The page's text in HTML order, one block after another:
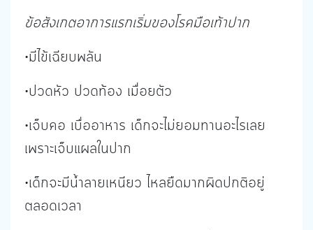
ข้อสังเกตอาการแรกเริ่มของโรคมือเท้าปาก
•มีไข้เฉียบพลัน
•ปวดหัว ปวดท้อง เมื่อยตัว
•เจ็บคอ เบื่ออาหาร เด็กจะไม่ยอมทานอะไรเลย
เพราะเจ็บแผลในปาก
•เด็กจะมีน้ำลายเหนียว ไหลยืดมากผิดปกติอยู่
ตลอดเวลา